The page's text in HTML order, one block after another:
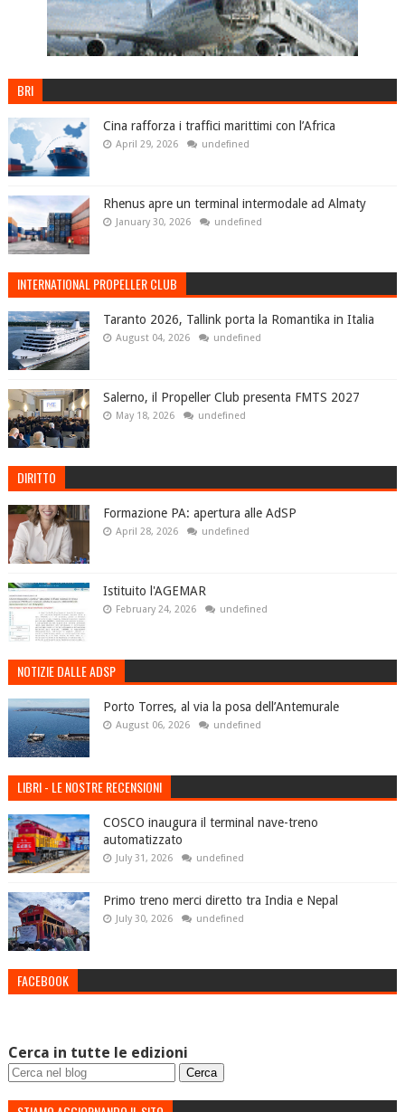
BRI
Cina rafforza i traffici marittimi con l’Africa
April 29, 2026 undefined
Rhenus apre un terminal intermodale ad Almaty
January 30, 2026 undefined
INTERNATIONAL PROPELLER CLUB
Taranto 2026, Tallink porta la Romantika in Italia
August 04, 2026 undefined
Salerno, il Propeller Club presenta FMTS 2027
May 18, 2026 undefined
DIRITTO
Formazione PA: apertura alle AdSP
April 28, 2026 undefined
Istituito l'AGEMAR
February 24, 2026 undefined
NOTIZIE DALLE ADSP
Porto Torres, al via la posa dell’Antemurale
August 06, 2026 undefined
LIBRI - LE NOSTRE RECENSIONI
COSCO inaugura il terminal nave-treno
automatizzato
July 31, 2026 undefined
Primo treno merci diretto tra India e Nepal
July 30, 2026 undefined
FACEBOOK
Cerca in tutte le edizioni